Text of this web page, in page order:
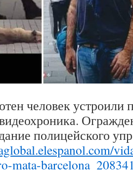
человек устроили
полицейского
mata-